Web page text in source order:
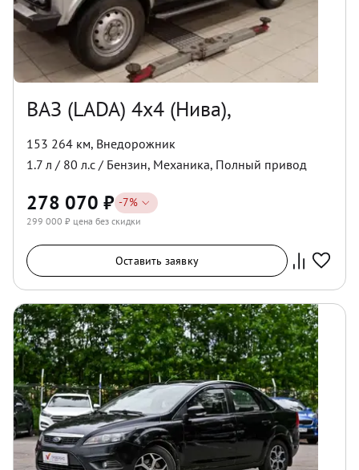
ВАЗ (LADA) 4x4 (Нива),
153 264 км, Внедорожник
1.7 л / 80 л.с / Бензин, Механика, Полный привод
278 070 ₽ -7%
299 000 ₽ цена без скидки
Оставить заявку